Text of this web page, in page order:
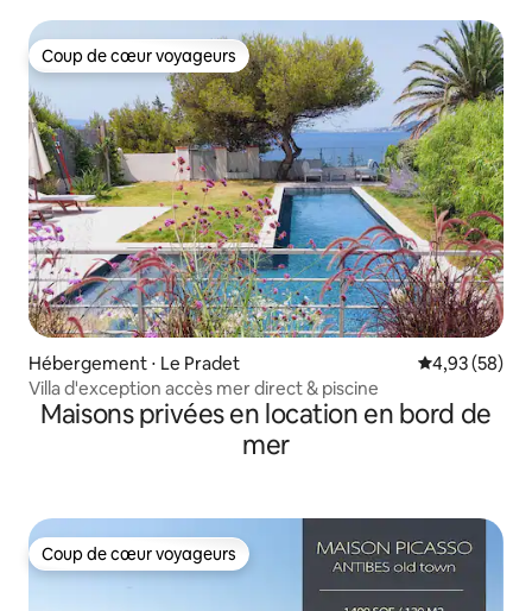
Coup de cœur voyageurs
Coup de cœur voyageurs
Hébergement ⋅ Le Pradet Évaluation
4,93 (58)
Villa d'exception accès mer direct & piscine
Maisons privées en location en bord de
mer
Coup de cœur voyageurs
Coup de cœur voyageurs